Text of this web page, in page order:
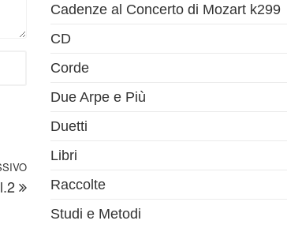
Articolo successivo
Cadenze al Concerto di Mozart k299
CD
Corde
Due Arpe e Più
Duetti
Libri
Raccolte
Studi e Metodi